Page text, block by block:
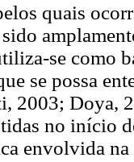
quais
se como
se possa
2003; Doya,
no início
envolvida